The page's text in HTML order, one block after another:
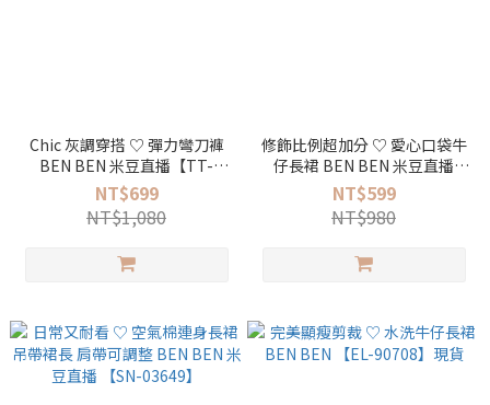
Chic 灰調穿搭 ♡ 彈力彎刀褲
BEN BEN 米豆直播【TT-
602022】
NT$699
NT$1,080
修飾比例超加分 ♡ 愛心口袋牛
仔長裙 BEN BEN 米豆直播
【SN-02639】現貨
NT$599
NT$980